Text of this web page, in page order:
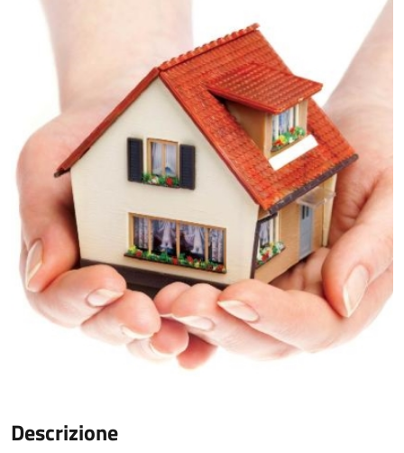
Descrizione